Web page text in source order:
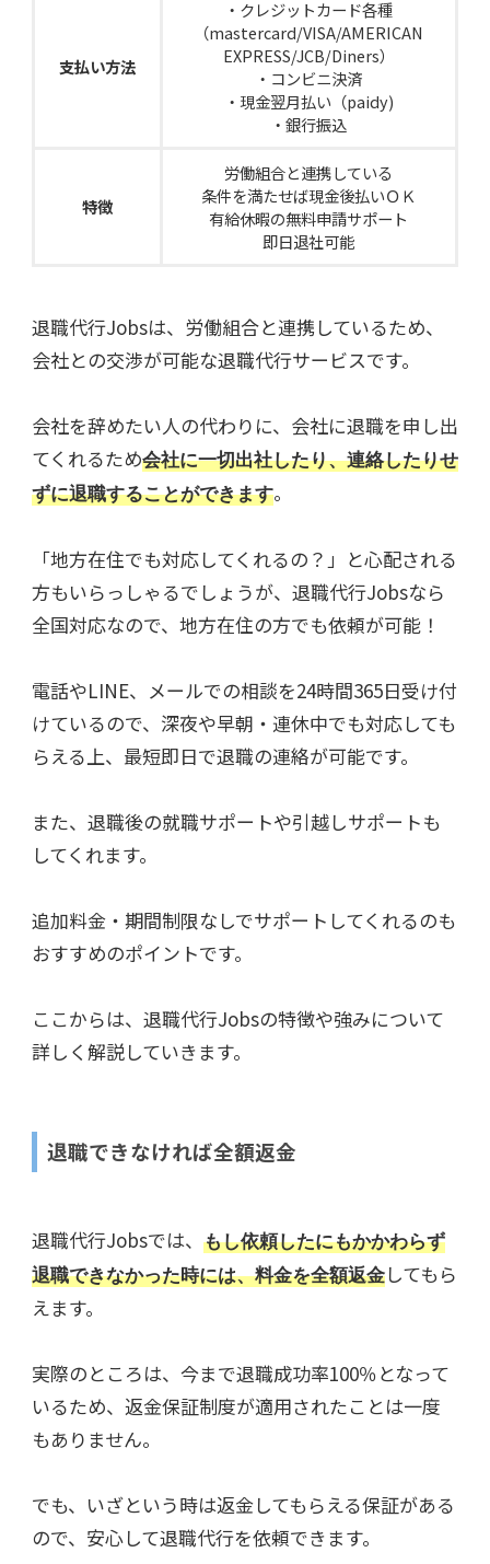
支払い方法
・クレジットカード各種
（mastercard/VISA/AMERICAN
EXPRESS/JCB/Diners）
・コンビニ決済
・現金翌月払い（paidy)
・銀行振込
特徴
労働組合と連携している
条件を満たせば現金後払いＯＫ
有給休暇の無料申請サポート
即日退社可能
退職代行Jobsは、労働組合と連携しているため、
会社との交渉が可能な退職代行サービスです。
会社を辞めたい人の代わりに、会社に退職を申し出
てくれるため会社に一切出社したり、連絡したりせ
ずに退職することができます。
「地方在住でも対応してくれるの？」と心配される
方もいらっしゃるでしょうが、退職代行Jobsなら
全国対応なので、地方在住の方でも依頼が可能！
電話やLINE、メールでの相談を24時間365日受け付
けているので、深夜や早朝・連休中でも対応しても
らえる上、最短即日で退職の連絡が可能です。
また、退職後の就職サポートや引越しサポートも
してくれます。
追加料金・期間制限なしでサポートしてくれるのも
おすすめのポイントです。
ここからは、退職代行Jobsの特徴や強みについて
詳しく解説していきます。
退職できなければ全額返金
退職代行Jobsでは、 もし依頼したにもかかわらず
退職できなかった時には、料金を全額返金してもら
えます。
実際のところは、今まで退職成功率100％となって
いるため、返金保証制度が適用されたことは一度
もありません。
でも、いざという時は返金してもらえる保証がある
ので、安心して退職代行を依頼できます。